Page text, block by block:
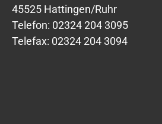
45525 Hattingen/Ruhr
Telefon: 02324 204 3095
Telefax: 02324 204 3094